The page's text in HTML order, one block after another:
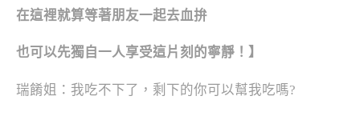
在這裡就算等著朋友一起去血拚
也可以先獨自一人享受這片刻的寧靜！】
瑞餚姐：我吃不下了，剩下的你可以幫我吃嗎?